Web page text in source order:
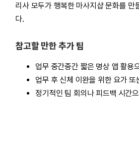
리사 모두가 행복한 마사지샵 문화를 만
다.
참고할 만한 추가 팁
업무 중간중간 짧은 명상 앱 활용
업무 후 신체 이완을 위한 요가 또
정기적인 팀 회의나 피드백 시간